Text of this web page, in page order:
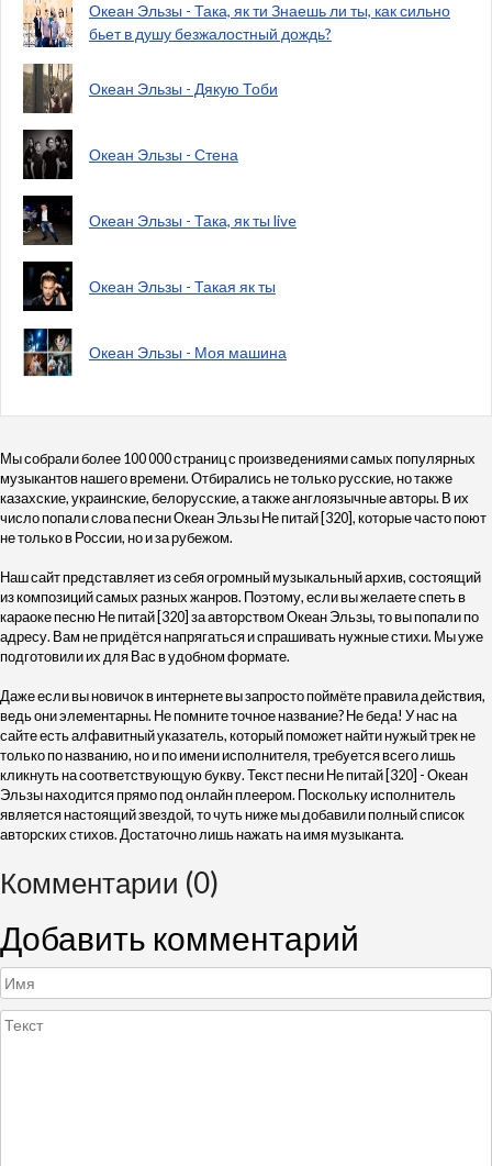
Океан Эльзы - Така, як ти Знаешь ли ты, как сильно
бьет в душу безжалостный дождь?
Океан Эльзы - Дякую Тоби
Океан Эльзы - Стена
Океан Эльзы - Така, як ты live
Океан Эльзы - Такая як ты
Океан Эльзы - Моя машина
Мы собрали более 100 000 страниц с произведениями самых популярных
музыкантов нашего времени. Отбирались не только русские, но также
казахские, украинские, белорусские, а также англоязычные авторы. В их
число попали слова песни Океан Эльзы Не питай [320], которые часто поют
не только в России, но и за рубежом.
Наш сайт представляет из себя огромный музыкальный архив, состоящий
из композиций самых разных жанров. Поэтому, если вы желаете спеть в
караоке песню Не питай [320] за авторством Океан Эльзы, то вы попали по
адресу. Вам не придётся напрягаться и спрашивать нужные стихи. Мы уже
подготовили их для Вас в удобном формате.
Даже если вы новичок в интернете вы запросто поймёте правила действия,
ведь они элементарны. Не помните точное название? Не беда! У нас на
сайте есть алфавитный указатель, который поможет найти нужый трек не
только по названию, но и по имени исполнителя, требуется всего лишь
кликнуть на соответствующую букву. Текст песни Не питай [320] - Океан
Эльзы находится прямо под онлайн плеером. Поскольку исполнитель
является настоящий звездой, то чуть ниже мы добавили полный список
авторских стихов. Достаточно лишь нажать на имя музыканта.
Комментарии (0)
Добавить комментарий